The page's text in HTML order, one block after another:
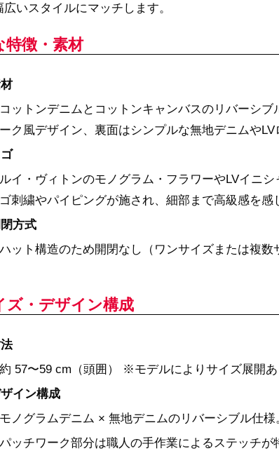
広いスタイルにマッチします。
特徴・素材
コットンデニムとコットンキャンバスのリバーシ
ーク風デザイン、裏面はシンプルな無地デニムや
ルイ・ヴィトンのモノグラム・フラワーやLVイニ
ゴ刺繍やパイピングが施され、細部まで高級感を感
方式
ハット構造のため開閉なし（ワンサイズまたは複数
ズ・デザイン構成
約 57〜59 cm（頭囲） ※モデルによりサイズ展開あ
イン構成
モノグラムデニム × 無地デニムのリバーシブル仕様
パッチワーク部分は職人の手作業によるステッチ